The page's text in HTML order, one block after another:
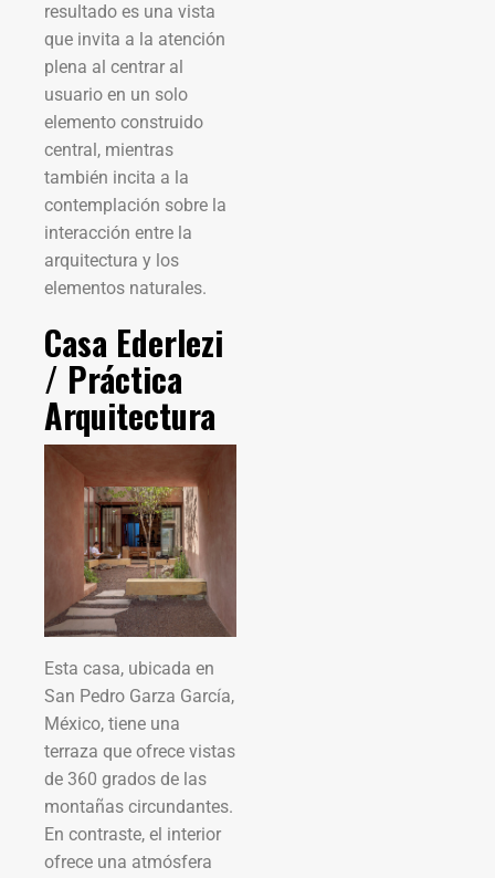
resultado es una vista
que invita a la atención
plena al centrar al
usuario en un solo
elemento construido
central, mientras
también incita a la
contemplación sobre la
interacción entre la
arquitectura y los
elementos naturales.
Casa Ederlezi
/ Práctica
Arquitectura
Esta casa, ubicada en
San Pedro Garza García,
México, tiene una
terraza que ofrece vistas
de 360 grados de las
montañas circundantes.
En contraste, el interior
ofrece una atmósfera